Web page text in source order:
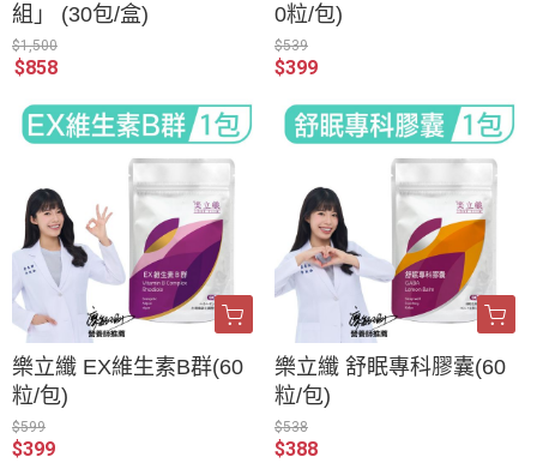
組」 (30包/盒)
$1,500
$858
0粒/包)
$539
$399
樂立纖 EX維生素B群(60
粒/包)
$599
$399
樂立纖 舒眠專科膠囊(60
粒/包)
$538
$388